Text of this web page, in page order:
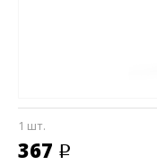
1 шт.
367